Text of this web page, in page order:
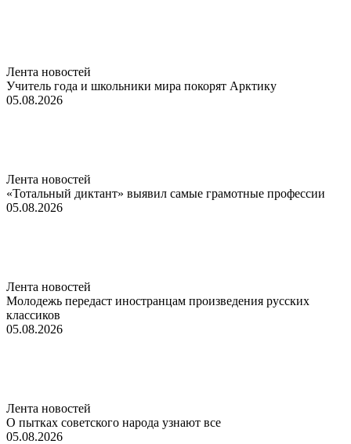
Лента новостей
Учитель года и школьники мира покорят Арктику
05.08.2026
Лента новостей
«Тотальный диктант» выявил самые грамотные профессии
05.08.2026
Лента новостей
Молодежь передаст иностранцам произведения русских
классиков
05.08.2026
Лента новостей
О пытках советского народа узнают все
05.08.2026